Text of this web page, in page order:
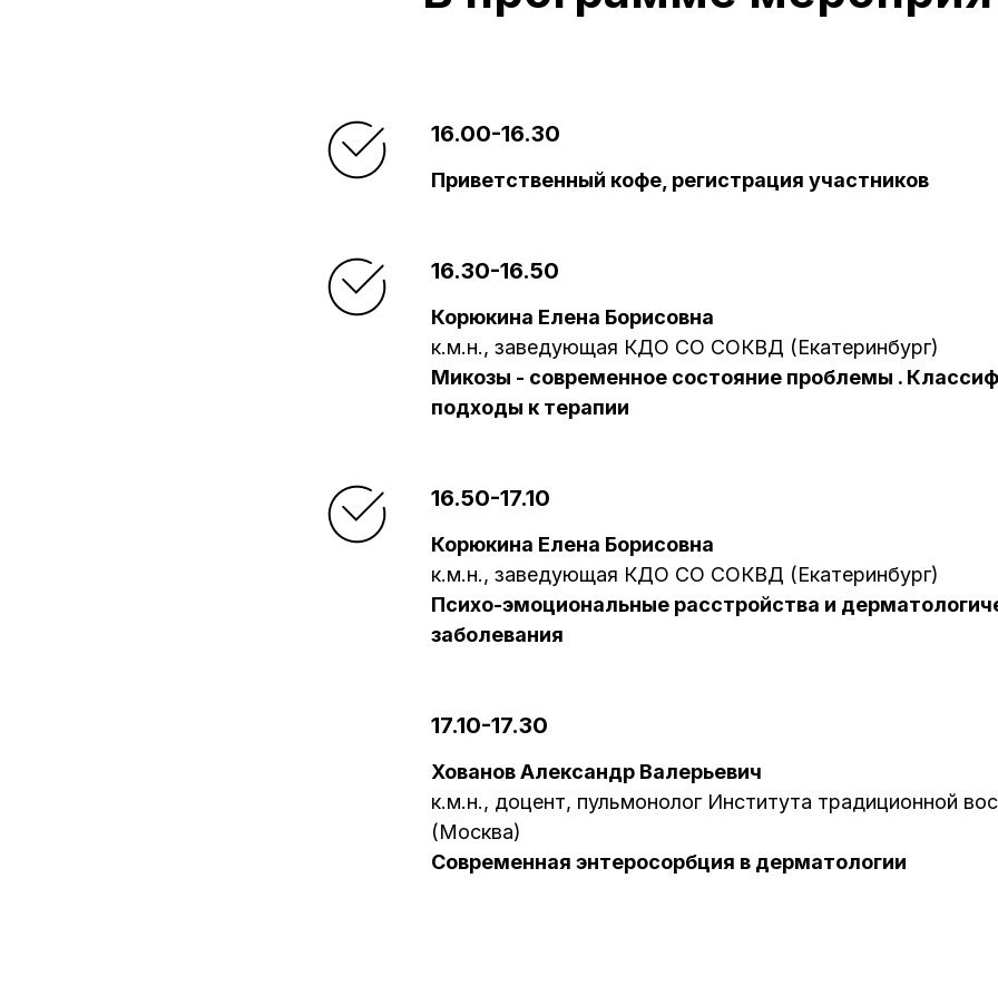
16.00-16.30
Приветственный кофе, регистрация участников
16.30-16.50
Корюкина Елена Борисовна
к.м.н., заведующая КДО СО СОКВД (Екатеринбург)
Микозы - современное состояние проблемы .
подходы к терапии
16.50-17.10
Корюкина Елена Борисовна
к.м.н., заведующая КДО СО СОКВД (Екатеринбург)
Психо-эмоциональные расстройства и
заболевания
17.10-17.30
Хованов Александр Валерьевич
к.м.н., доцент, пульмонолог Института традиционной
(Москва)
Современная энтеросорбция в дерматологии